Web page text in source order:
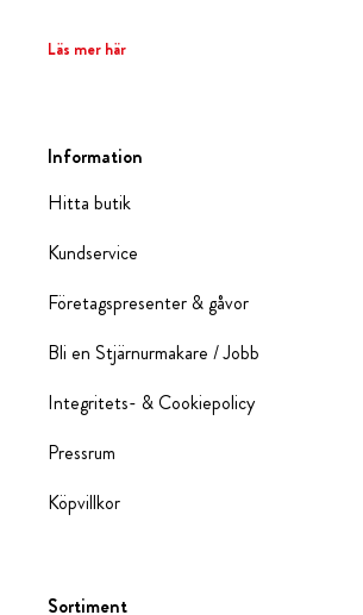
Läs mer här
Information
Hitta butik
Kundservice
Företagspresenter & gåvor
Bli en Stjärnurmakare / Jobb
Integritets- & Cookiepolicy
Pressrum
Köpvillkor
Sortiment